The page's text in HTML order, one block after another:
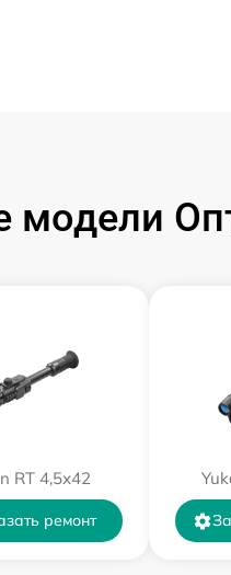
модели
RT 4,5х42
ремонт